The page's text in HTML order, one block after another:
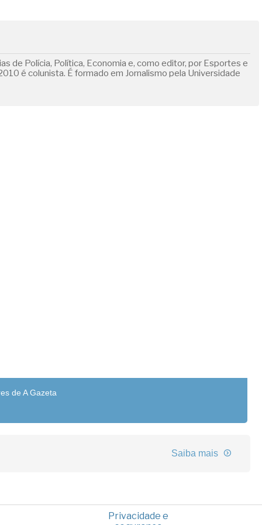
de Polícia, Política, Economia e, como editor, por Esportes e
é colunista. É formado em Jornalismo pela Universidade
de A Gazeta
Saiba mais
Privacidade e